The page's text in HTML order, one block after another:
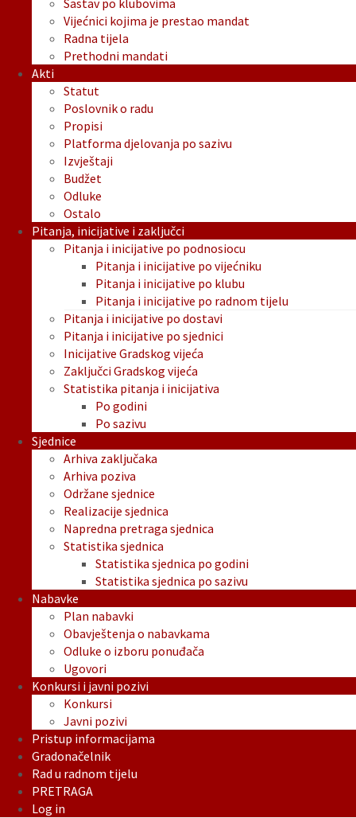
Sastav po klubovima
Vijećnici kojima je prestao mandat
Radna tijela
Prethodni mandati
Akti
Statut
Poslovnik o radu
Propisi
Platforma djelovanja po sazivu
Izvještaji
Budžet
Odluke
Ostalo
Pitanja, inicijative i zaključci
Pitanja i inicijative po podnosiocu
Pitanja i inicijative po vijećniku
Pitanja i inicijative po klubu
Pitanja i inicijative po radnom tijelu
Pitanja i inicijative po dostavi
Pitanja i inicijative po sjednici
Inicijative Gradskog vijeća
Zaključci Gradskog vijeća
Statistika pitanja i inicijativa
Po godini
Po sazivu
Sjednice
Arhiva zaključaka
Arhiva poziva
Održane sjednice
Realizacije sjednica
Napredna pretraga sjednica
Statistika sjednica
Statistika sjednica po godini
Statistika sjednica po sazivu
Nabavke
Plan nabavki
Obavještenja o nabavkama
Odluke o izboru ponuđača
Ugovori
Konkursi i javni pozivi
Konkursi
Javni pozivi
Pristup informacijama
Gradonačelnik
Rad u radnom tijelu
PRETRAGA
Log in